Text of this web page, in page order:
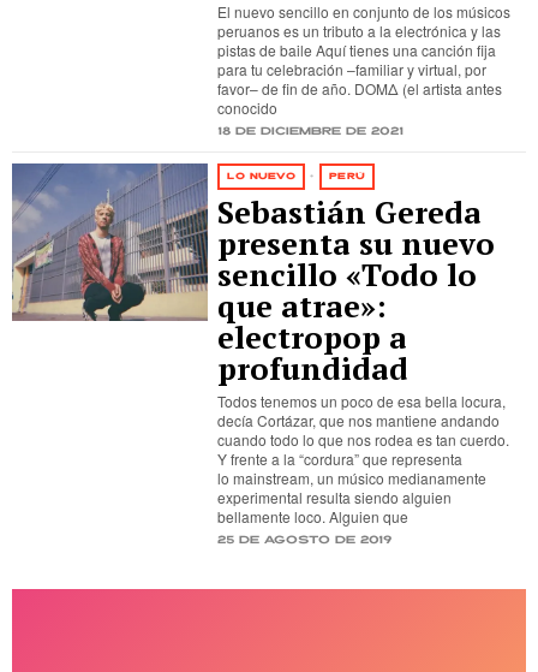
El nuevo sencillo en conjunto de los músicos
peruanos es un tributo a la electrónica y las
pistas de baile Aquí tienes una canción fija
para tu celebración –familiar y virtual, por
favor– de fin de año. DOMΔ (el artista antes
conocido
18 de diciembre de 2021
LO NUEVO · PERÚ
Sebastián Gereda
presenta su nuevo
sencillo «Todo lo
que atrae»:
electropop a
profundidad
Todos tenemos un poco de esa bella locura,
decía Cortázar, que nos mantiene andando
cuando todo lo que nos rodea es tan cuerdo.
Y frente a la “cordura” que representa
lo mainstream, un músico medianamente
experimental resulta siendo alguien
bellamente loco. Alguien que
25 de agosto de 2019